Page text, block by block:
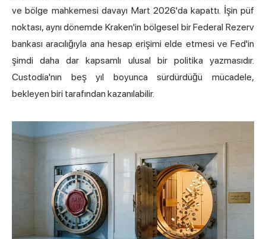
ve bölge mahkemesi davayı Mart 2026'da kapattı. İşin püf
noktası, aynı dönemde Kraken'in bölgesel bir Federal Rezerv
bankası aracılığıyla ana hesap erişimi elde etmesi ve Fed'in
şimdi daha dar kapsamlı ulusal bir politika yazmasıdır.
Custodia'nın beş yıl boyunca sürdürdüğü mücadele,
bekleyen biri tarafından kazanılabilir.